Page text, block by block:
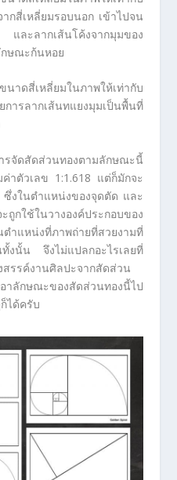
กสี่เหลี่ยมรอบนอก เข้าไปจน
ละลากเส้นโค้งจากมุมของ
ษณะก้นหอย
าดสี่เหลี่ยมในภาพให้เท่ากับ
รลากเส้นทแยงมุมเป็นพื้นที่
จัดสัดส่วนทองตามลักษณะนี้
าตัวเลข 1:1.618 แต่ก็มักจะ
งในตำแหน่งของจุดตัด และ
กใช้ในวางองค์ประกอบของ
ำแหน่งที่ภาพถ่ายที่สวยงามที่
ทั้งนั้น จึงไม่แปลกอะไรเลยที่
รรค์งานศิลปะจากสัดส่วน
าลักษณะของสัดส่วนทองนี้ไป
ได้ครับ